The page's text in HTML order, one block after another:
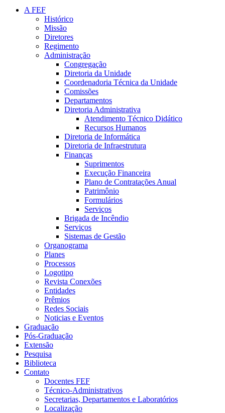
A FEF
Histórico
Missão
Diretores
Regimento
Administração
Congregação
Diretoria da Unidade
Coordenadoria Técnica da Unidade
Comissões
Departamentos
Diretoria Administrativa
Atendimento Técnico Didático
Recursos Humanos
Diretoria de Informática
Diretoria de Infraestrutura
Finanças
Suprimentos
Execução Financeira
Plano de Contratações Anual
Patrimônio
Formulários
Serviços
Brigada de Incêndio
Serviços
Sistemas de Gestão
Organograma
Planes
Processos
Logotipo
Revista Conexões
Entidades
Prêmios
Redes Sociais
Noticias e Eventos
Graduação
Pós-Graduação
Extensão
Pesquisa
Biblioteca
Contato
Docentes FEF
Técnico-Administrativos
Secretarias, Departamentos e Laboratórios
Localização